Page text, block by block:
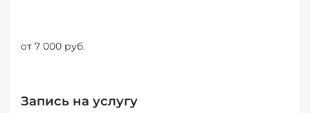
от 7 000 руб.
Запись на услугу